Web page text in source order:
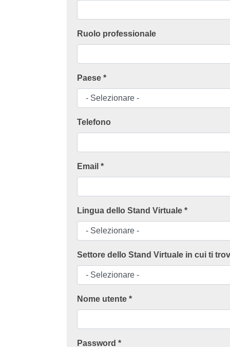
Ruolo professionale
Paese *
Telefono
Email *
Lingua dello Stand Virtuale *
Settore dello Stand Virtuale in cui ti
Nome utente *
Password *